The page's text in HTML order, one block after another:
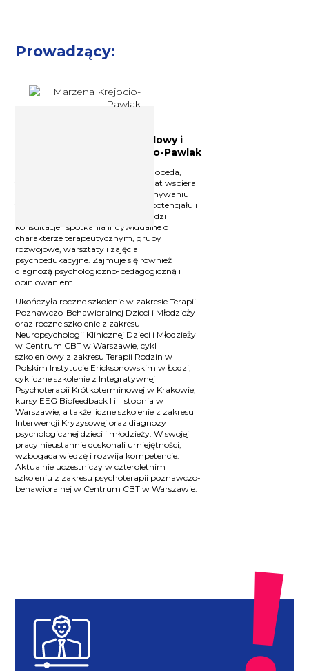
Prowadzący:
Psycholog, doradca zawodowy i
logopeda Marzena Krejpcio-Pawlak
Psycholog, doradca zawodowy, logopeda,
terapeuta EEG Biofeedback. Od 15 lat wspiera
dzieci, młodzież i dorosłych w pokonywaniu
trudności, odnajdywaniu swojego potencjału i
powracaniu do równowagi. Prowadzi
konsultacje i spotkania indywidualne o
charakterze terapeutycznym, grupy
rozwojowe, warsztaty i zajęcia
psychoedukacyjne. Zajmuje się również
diagnozą psychologiczno-pedagogiczną i
opiniowaniem.
Ukończyła roczne szkolenie w zakresie Terapii
Poznawczo-Behawioralnej Dzieci i Młodzieży
oraz roczne szkolenie z zakresu
Neuropsychologii Klinicznej Dzieci i Młodzieży
w Centrum CBT w Warszawie, cykl
szkoleniowy z zakresu Terapii Rodzin w
Polskim Instytucie Ericksonowskim w Łodzi,
cykliczne szkolenie z Integratywnej
Psychoterapii Krótkoterminowej w Krakowie,
kursy EEG Biofeedback I i II stopnia w
Warszawie, a także liczne szkolenie z zakresu
Interwencji Kryzysowej oraz diagnozy
psychologicznej dzieci i młodzieży. W swojej
pracy nieustannie doskonali umiejętności,
wzbogaca wiedzę i rozwija kompetencje.
Aktualnie uczestniczy w czteroletnim
szkoleniu z zakresu psychoterapii poznawczo-
behawioralnej w Centrum CBT w Warszawie.